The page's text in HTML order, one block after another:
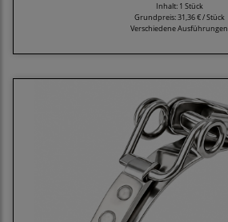
Inhalt: 1 Stück
Grundpreis:31,36 € / Stück
Verschiedene Ausführungen